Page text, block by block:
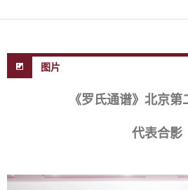
图片
《罗氏通谱》北京
代表合影